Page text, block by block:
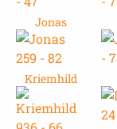
Jonas
Kriemhild